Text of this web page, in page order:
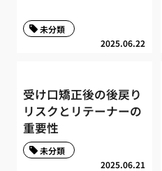
2025.06.22
未分類
受け口矯正後の後戻り
リスクとリテーナーの
重要性
2025.06.21
未分類